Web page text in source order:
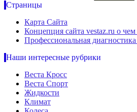
Страницы
Карта Сайта
Концепция сайта vestaz.ru о
Профессиональная
Наши интересные рубрики
Веста Кросс
Веста Спорт
Жидкости
Климат